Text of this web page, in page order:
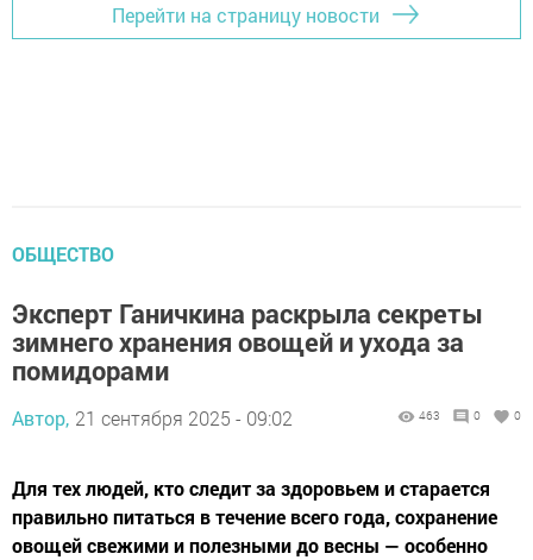
Перейти на страницу новости
ОБЩЕСТВО
Эксперт Ганичкина раскрыла секреты
зимнего хранения овощей и ухода за
помидорами
Автор, 21 сентября 2025 - 09:02 463 0 0
Для тех людей, кто следит за здоровьем и старается
правильно питаться в течение всего года, сохранение
овощей свежими и полезными до весны — особенно